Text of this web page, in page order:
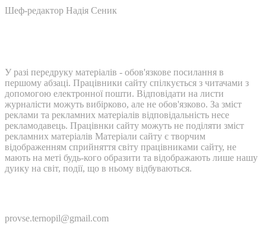
Шеф-редактор Надія Сеник
У разі передруку матеріалів - обов'язкове посилання в
першому абзаці. Працівники сайту спілкується з читачами з
допомогою електронної пошти. Відповідати на листи
журналісти можуть вибірково, але не обов'язково. За зміст
реклами та рекламних матеріалів відповідальність несе
рекламодавець. Працівнки сайту можуть не поділяти зміст
рекламних матеріалів Матеріали сайту є творчим
відображенням сприйняття світу працівниками сайту, не
мають на меті будь-кого образити та відображають лише нашу
дуику на світ, події, що в ньому відбуваються.
provse.ternopil@gmail.com